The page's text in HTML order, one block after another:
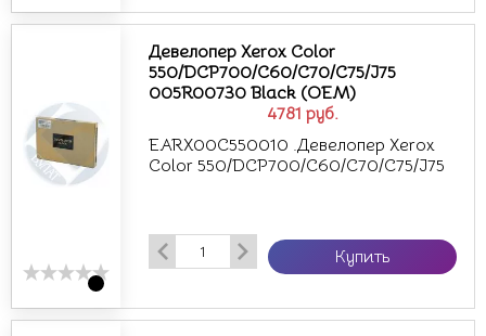
4781 руб.
Девелопер Xerox Color
550/DCP700/C60/C70/C75/J75
005R00730 Black (OEM)
EARX00C550010 .Девелопер Xerox
Color 550/DCP700/C60/C70/C75/J75
Купить